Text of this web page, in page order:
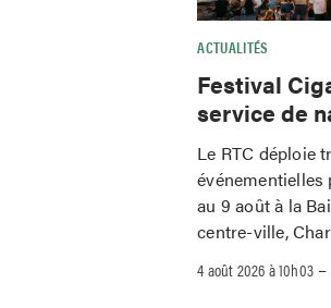
ACTUALITÉS
Festival
service de
Le RTC déploie
au 9 août à la
centre-ville,
4 août 2026 à 10h03 –